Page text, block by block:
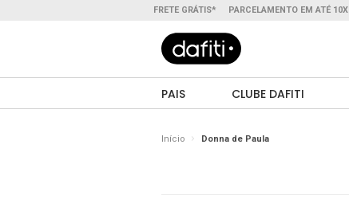
FRETE GRÁTIS* PARCELAMENTO EM ATÉ 10X
PAIS CLUBE DAFITI
Início Donna de Paula